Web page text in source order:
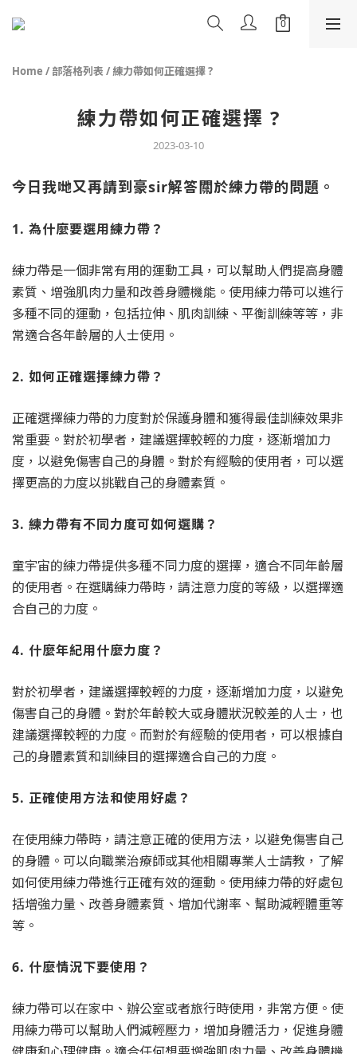
Home / 部落格列表 / 練力帶如何正確選擇 ?
練力帶如何正確選擇 ?
2023-03-10
今日我哋又再請到豪sir解答關於練力帶的問題。
1. 為什麼要選用練力帶？
練力帶是一個非常有用的運動工具，可以幫助人們提高身體
素質、增強肌肉力量和改善身體機能。使用練力帶可以進行
多種不同的運動，包括拉伸、肌肉訓練、平衡訓練等等，非
常適合各年齡層的人士使用。
2. 如何正確選擇練力帶？
正確選擇練力帶的力度對於保護身體和獲得最佳訓練效果非
常重要。對於初學者，建議選擇較輕的力度，逐漸增加力
度，以避免傷害自己的身體。對於有經驗的使用者，可以選
擇更高的力度以挑戰自己的身體素質。
3. 練力帶有不同力度可如何選購？
童宇宙的練力帶提供多種不同力度的選擇，適合不同年齡層
的使用者。在選購練力帶時，請注意力度的等級，以選擇適
合自己的力度。
4. 什麼年紀用什麼力度？
對於初學者，建議選擇較輕的力度，逐漸增加力度，以避免
傷害自己的身體。對於年齡較大或身體狀況較差的人士，也
建議選擇較輕的力度。而對於有經驗的使用者，可以根據自
己的身體素質和訓練目的選擇適合自己的力度。
5. 正確使用方法和使用好處？
在使用練力帶時，請注意正確的使用方法，以避免傷害自己
的身體。可以向職業治療師或其他相關專業人士請教，了解
如何使用練力帶進行正確有效的運動。使用練力帶的好處包
括增強力量、改善身體素質、增加代謝率、幫助減輕體重等
等。
6. 什麼情況下要使用？
練力帶可以在家中、辦公室或者旅行時使用，非常方便。使
用練力帶可以幫助人們減輕壓力，增加身體活力，促進身體